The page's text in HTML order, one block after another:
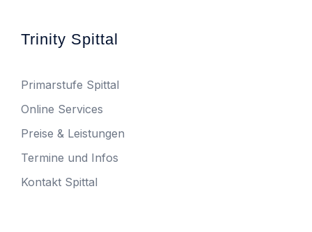
Trinity Spittal
Primarstufe Spittal
Online Services
Preise & Leistungen
Termine und Infos
Kontakt Spittal